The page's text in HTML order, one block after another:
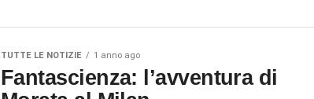
TUTTE LE NOTIZIE 1 anno ago
Fantascienza: l’avventura di